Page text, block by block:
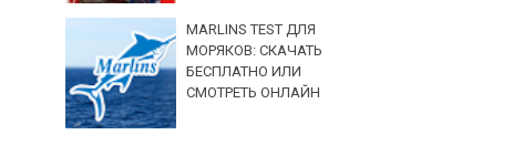
MARLINS TEST ДЛЯ
МОРЯКОВ: СКАЧАТЬ
БЕСПЛАТНО ИЛИ
СМОТРЕТЬ ОНЛАЙН